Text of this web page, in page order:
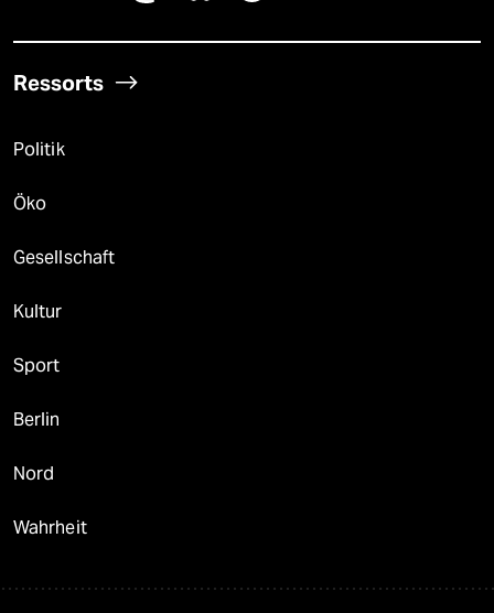
Ressorts
Politik
Öko
Gesellschaft
Kultur
Sport
Berlin
Nord
Wahrheit